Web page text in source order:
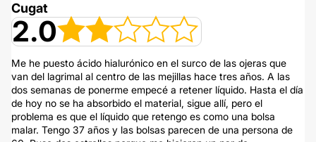
Cugat
2.0
Me he puesto ácido hialurónico en el surco de las ojeras que
van del lagrimal al centro de las mejillas hace tres años. A las
dos semanas de ponerme empecé a retener líquido. Hasta el día
de hoy no se ha absorbido el material, sigue allí, pero el
problema es que el líquido que retengo es como una bolsa
malar. Tengo 37 años y las bolsas parecen de una persona de